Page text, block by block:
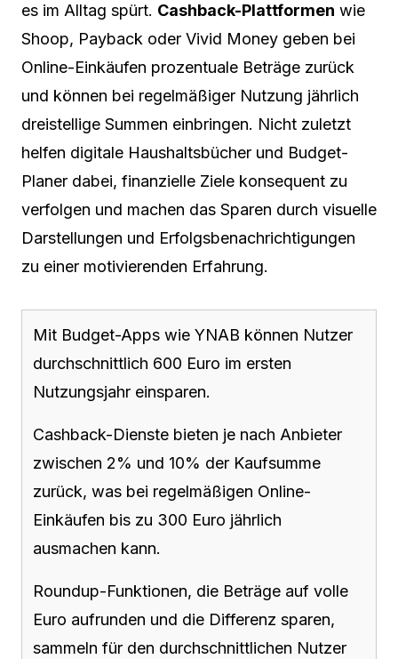
es im Alltag spürt. Cashback-Plattformen wie
Shoop, Payback oder Vivid Money geben bei
Online-Einkäufen prozentuale Beträge zurück
und können bei regelmäßiger Nutzung jährlich
dreistellige Summen einbringen. Nicht zuletzt
helfen digitale Haushaltsbücher und Budget-
Planer dabei, finanzielle Ziele konsequent zu
verfolgen und machen das Sparen durch visuelle
Darstellungen und Erfolgsbenachrichtigungen
zu einer motivierenden Erfahrung.
Mit Budget-Apps wie YNAB können Nutzer
durchschnittlich 600 Euro im ersten
Nutzungsjahr einsparen.
Cashback-Dienste bieten je nach Anbieter
zwischen 2% und 10% der Kaufsumme
zurück, was bei regelmäßigen Online-
Einkäufen bis zu 300 Euro jährlich
ausmachen kann.
Roundup-Funktionen, die Beträge auf volle
Euro aufrunden und die Differenz sparen,
sammeln für den durchschnittlichen Nutzer